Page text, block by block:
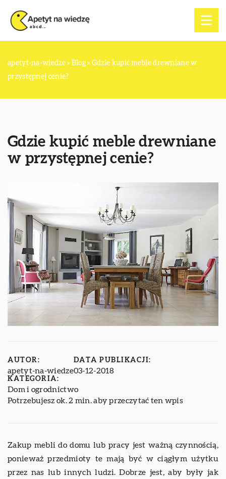
apetyt-na-wiedze» Blog» Gdzie kupić meble drewniane w
przystępnej cenie?
Gdzie kupić meble drewniane
w przystępnej cenie?
AUTOR:
apetyt-na-wiedze
DATA PUBLIKACJI:
03-12-2018
KATEGORIA:
Dom i ogrodnictwo
Potrzebujesz ok. 2 min. aby przeczytać ten wpis
Zakup mebli do domu lub pracy jest ważną czynnością,
ponieważ przedmioty te mają być w ciągłym użytku
przez nas lub innych ludzi. Dobrze jest, aby były jak